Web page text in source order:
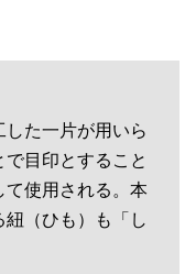
た一片が用いら
目印とすること
て使用される。本
（ひも）も「し